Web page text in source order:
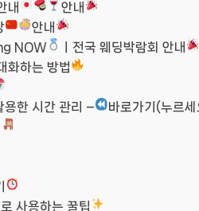
내
안내
안내
NOW
ㅣ전국 웨딩박람회 안내
화하는 방법
용한 시간 관리 –
바로가기(누르
사용하는 꿀팁